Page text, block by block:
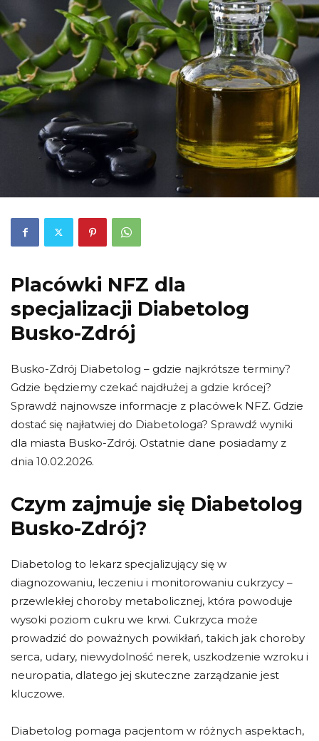
Placówki NFZ dla
specjalizacji Diabetolog
Busko-Zdrój
Busko-Zdrój Diabetolog – gdzie najkrótsze terminy?
Gdzie będziemy czekać najdłużej a gdzie krócej?
Sprawdź najnowsze informacje z placówek NFZ. Gdzie
dostać się najłatwiej do Diabetologa? Sprawdź wyniki
dla miasta Busko-Zdrój. Ostatnie dane posiadamy z
dnia 10.02.2026.
Czym zajmuje się Diabetolog
Busko-Zdrój?
Diabetolog to lekarz specjalizujący się w
diagnozowaniu, leczeniu i monitorowaniu cukrzycy –
przewlekłej choroby metabolicznej, która powoduje
wysoki poziom cukru we krwi. Cukrzyca może
prowadzić do poważnych powikłań, takich jak choroby
serca, udary, niewydolność nerek, uszkodzenie wzroku i
neuropatia, dlatego jej skuteczne zarządzanie jest
kluczowe.
Diabetolog pomaga pacjentom w różnych aspektach,